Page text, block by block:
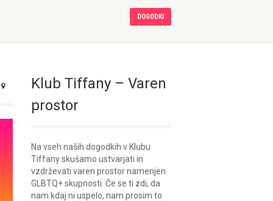
DOGODKI
Klub Tiffany – Varen
prostor
Na vseh naših dogodkih v Klubu
Tiffany skušamo ustvarjati in
vzdrževati varen prostor namenjen
GLBTQ+ skupnosti. Če se ti zdi, da
nam kdaj ni uspelo, nam prosim to